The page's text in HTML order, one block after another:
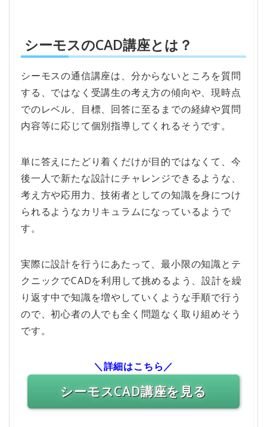
シーモスのCAD講座とは？
シーモスの通信講座は、分からないところを質問
する、ではなく受講生の考え方の傾向や、現時点
でのレベル、目標、回答に至るまでの経緯や質問
内容等に応じて個別指導してくれるそうです。
単に答えにたどり着くだけが目的ではなくて、今
後一人で新たな設計にチャレンジできるような、
考え方や応用力、技術者としての知識を身につけ
られるようなカリキュラムになっているようで
す。
実際に設計を行うにあたって、最小限の知識とテ
クニックでCADを利用して挑めるよう、設計を繰
り返す中で知識を増やしていくような手順で行う
ので、初心者の人でも全く問題なく取り組めそう
です。
＼詳細はこちら／
シーモスCAD講座を見る